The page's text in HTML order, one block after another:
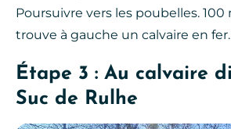
Poursuivre vers les poubelles. 100
trouve à gauche un calvaire en fer.
Étape 3 : Au calvaire
Suc de Rulhe